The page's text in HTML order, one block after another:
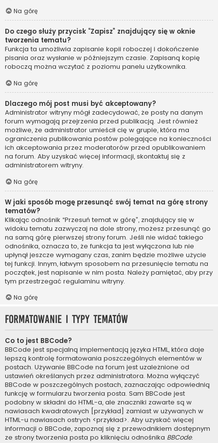
Na górę
Do czego służy przycisk “Zapisz” znajdujący się w oknie
tworzenia tematu?
Funkcja ta umożliwia zapisanie kopii roboczej i dokończenie
pisania oraz wysłanie w późniejszym czasie. Zapisaną kopię
roboczą można wczytać z poziomu panelu użytkownika.
Na górę
Dlaczego mój post musi być akceptowany?
Administrator witryny mógł zadecydować, że posty na danym
forum wymagają przejrzenia przed publikacją. Jest również
możliwe, że administrator umieścił cię w grupie, która ma
ograniczenia publikowania postów polegające na konieczności
ich akceptowania przez moderatorów przed opublikowaniem
na forum. Aby uzyskać więcej informacji, skontaktuj się z
administratorem witryny.
Na górę
W jaki sposób mogę przesunąć swój temat na górę strony
tematów?
Klikając odnośnik “Przesuń temat w górę”, znajdujący się w
widoku tematu zazwyczaj na dole strony, możesz przesunąć go
na samą górę pierwszej strony forum. Jeśli nie widać takiego
odnośnika, oznacza to, że funkcja ta jest wyłączona lub nie
upłynął jeszcze wymagany czas, zanim będzie możliwe użycie
tej funkcji. Innym, łatwym sposobem na przesunięcie tematu na
początek, jest napisanie w nim posta. Należy pamiętać, aby przy
tym przestrzegać regulaminu witryny.
Na górę
Formatowanie i typy tematów
Co to jest BBCode?
BBCode jest specjalną implementacją języka HTML, która daje
lepszą kontrolę formatowania poszczególnych elementów w
postach. Używanie BBCode na forum jest uzależnione od
ustawień określanych przez administratora. Można wyłączyć
BBCode w poszczególnych postach, zaznaczając odpowiednią
funkcję w formularzu tworzenia posta. Sam BBCode jest
podobny w składni do HTML-a, ale znaczniki zawarte są w
nawiasach kwadratowych [przykład] zamiast w używanych w
HTML-u nawiasach ostrych <przykład>. Aby uzyskać więcej
informacji o BBCode, zapoznaj się z przewodnikiem dostępnym
ze strony tworzenia posta po kliknięciu odnośnika BBCode.